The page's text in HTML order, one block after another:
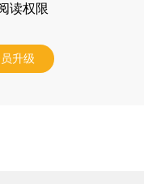
读权限
升级